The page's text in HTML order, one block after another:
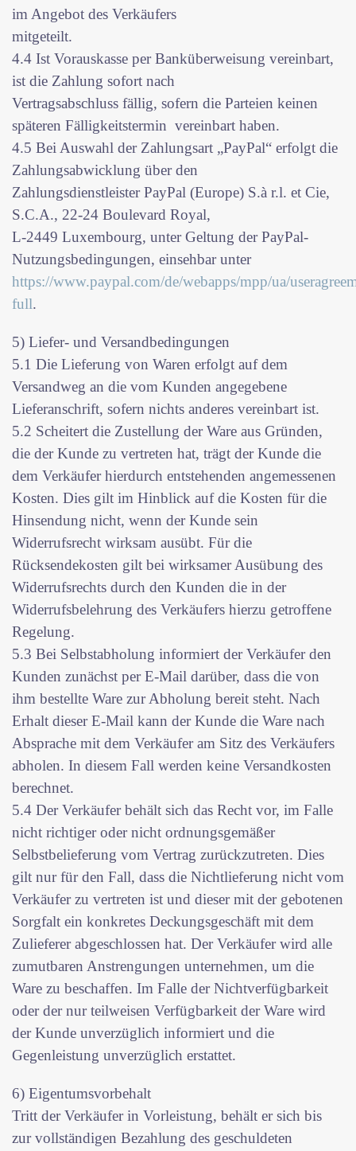
im Angebot des Verkäufers
mitgeteilt.
4.4 Ist Vorauskasse per Banküberweisung vereinbart,
ist die Zahlung sofort nach
Vertragsabschluss fällig, sofern die Parteien keinen
späteren Fälligkeitstermin vereinbart haben.
4.5 Bei Auswahl der Zahlungsart „PayPal“ erfolgt die
Zahlungsabwicklung über den
Zahlungsdienstleister PayPal (Europe) S.à r.l. et Cie,
S.C.A., 22-24 Boulevard Royal,
L-2449 Luxembourg, unter Geltung der PayPal-
Nutzungsbedingungen, einsehbar unter
https://www.paypal.com/de/webapps/mpp/ua/
full.
5) Liefer- und Versandbedingungen
5.1 Die Lieferung von Waren erfolgt auf dem
Versandweg an die vom Kunden angegebene
Lieferanschrift, sofern nichts anderes vereinbart ist.
5.2 Scheitert die Zustellung der Ware aus Gründen,
die der Kunde zu vertreten hat, trägt der Kunde die
dem Verkäufer hierdurch entstehenden angemessenen
Kosten. Dies gilt im Hinblick auf die Kosten für die
Hinsendung nicht, wenn der Kunde sein
Widerrufsrecht wirksam ausübt. Für die
Rücksendekosten gilt bei wirksamer Ausübung des
Widerrufsrechts durch den Kunden die in der
Widerrufsbelehrung des Verkäufers hierzu getroffene
Regelung.
5.3 Bei Selbstabholung informiert der Verkäufer den
Kunden zunächst per E-Mail darüber, dass die von
ihm bestellte Ware zur Abholung bereit steht. Nach
Erhalt dieser E-Mail kann der Kunde die Ware nach
Absprache mit dem Verkäufer am Sitz des Verkäufers
abholen. In diesem Fall werden keine Versandkosten
berechnet.
5.4 Der Verkäufer behält sich das Recht vor, im Falle
nicht richtiger oder nicht ordnungsgemäßer
Selbstbelieferung vom Vertrag zurückzutreten. Dies
gilt nur für den Fall, dass die Nichtlieferung nicht vom
Verkäufer zu vertreten ist und dieser mit der gebotenen
Sorgfalt ein konkretes Deckungsgeschäft mit dem
Zulieferer abgeschlossen hat. Der Verkäufer wird alle
zumutbaren Anstrengungen unternehmen, um die
Ware zu beschaffen. Im Falle der Nichtverfügbarkeit
oder der nur teilweisen Verfügbarkeit der Ware wird
der Kunde unverzüglich informiert und die
Gegenleistung unverzüglich erstattet.
6) Eigentumsvorbehalt
Tritt der Verkäufer in Vorleistung, behält er sich bis
zur vollständigen Bezahlung des geschuldeten